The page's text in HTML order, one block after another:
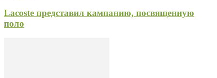
Lacoste представил кампанию, посвященную
поло